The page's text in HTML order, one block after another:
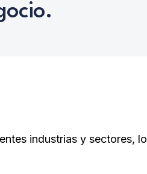
industrias y sectores, lo